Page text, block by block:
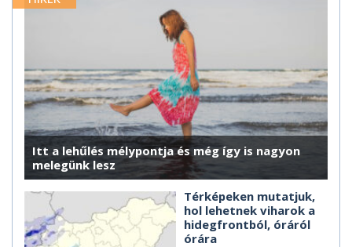
Itt a lehűlés mélypontja és még így is nagyon
melegünk lesz
Térképeken mutatjuk,
hol lehetnek viharok a
hidegfrontból, óráról
órára